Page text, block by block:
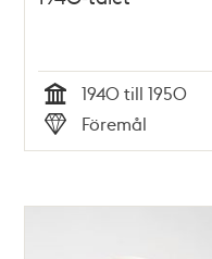
Tid
1940 till 1950
Typ
Föremål